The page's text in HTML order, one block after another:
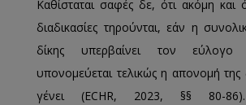
Καθίσταται σαφές δε, ότι ακόμη και
διαδικασίες τηρούνται, εάν η
δίκης υπερβαίνει τον
υπονομεύεται τελικώς η απονομή της
γένει (ECHR, 2023, §§ 80-